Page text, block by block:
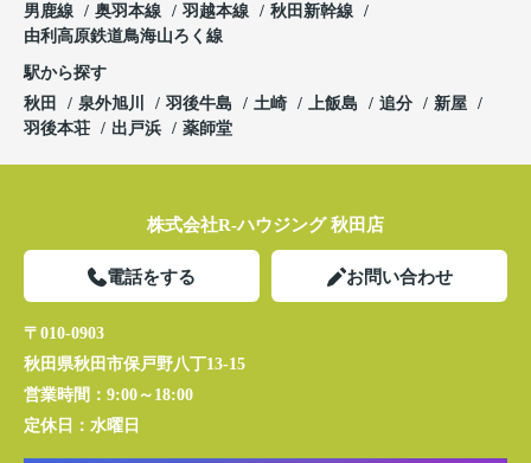
男鹿線
奥羽本線 羽越本線
秋田新幹線
由利高原鉄道鳥海山ろく線
駅から探す
秋田
泉外旭川 羽後牛島 土崎 上飯島 追分
新屋
羽後本荘
出戸浜 薬師堂
株式会社R-ハウジング 秋田店
電話をする お問い合わせ
〒010-0903
秋田県秋田市保戸野八丁13-15
営業時間： 9:00～18:00
定休日： 水曜日